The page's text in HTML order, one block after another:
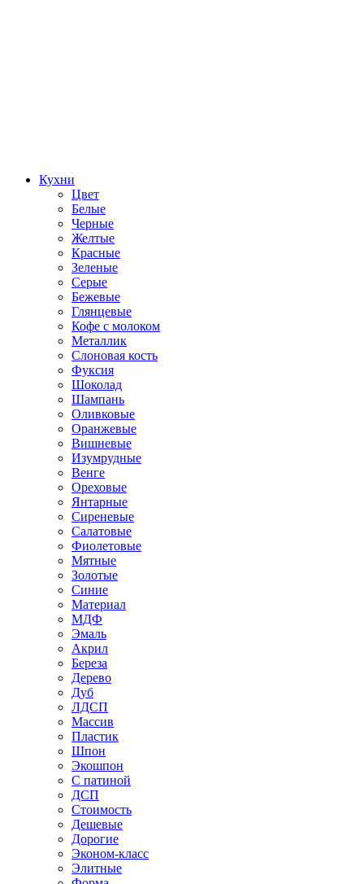
Кухни
Цвет
Белые
Черные
Желтые
Красные
Зеленые
Серые
Бежевые
Глянцевые
Кофе с молоком
Металлик
Слоновая кость
Фуксия
Шоколад
Шампань
Оливковые
Оранжевые
Вишневые
Изумрудные
Венге
Ореховые
Янтарные
Сиреневые
Салатовые
Фиолетовые
Мятные
Золотые
Синие
Материал
МДФ
Эмаль
Акрил
Береза
Дерево
Дуб
ЛДСП
Массив
Пластик
Шпон
Экошпон
С патиной
ДСП
Стоимость
Дешевые
Дорогие
Эконом-класс
Элитные